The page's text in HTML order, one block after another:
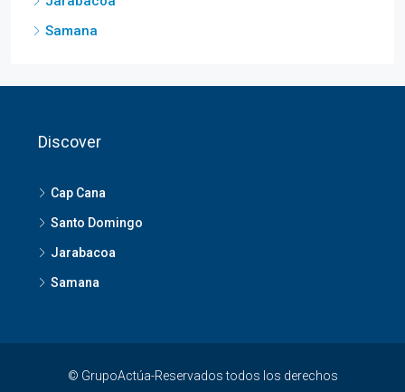
Samana
Discover
Cap Cana
Santo Domingo
Jarabacoa
Samana
© GrupoActúa-Reservados todos los derechos